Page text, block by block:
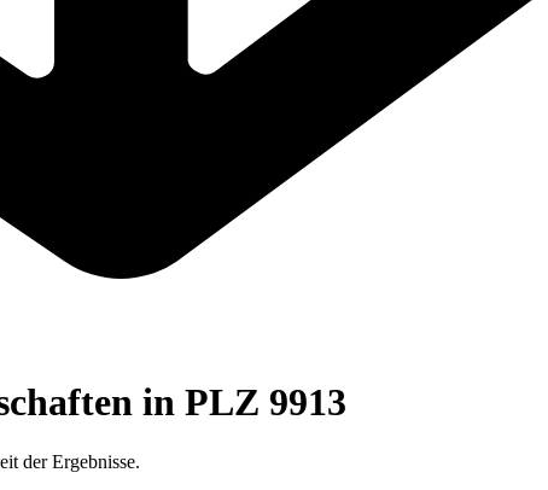
in PLZ 9913
der Ergebnisse.